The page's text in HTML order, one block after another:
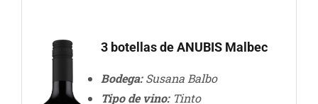
3 botellas de ANUBIS Malbec
Bodega:Susana Balbo
Tipo de vino: Tinto